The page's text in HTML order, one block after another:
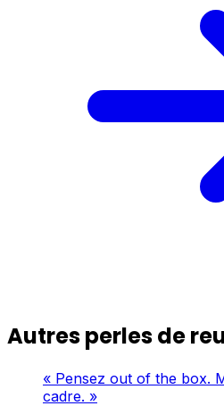
Autres perles de
« Pensez out of the box.
cadre. »